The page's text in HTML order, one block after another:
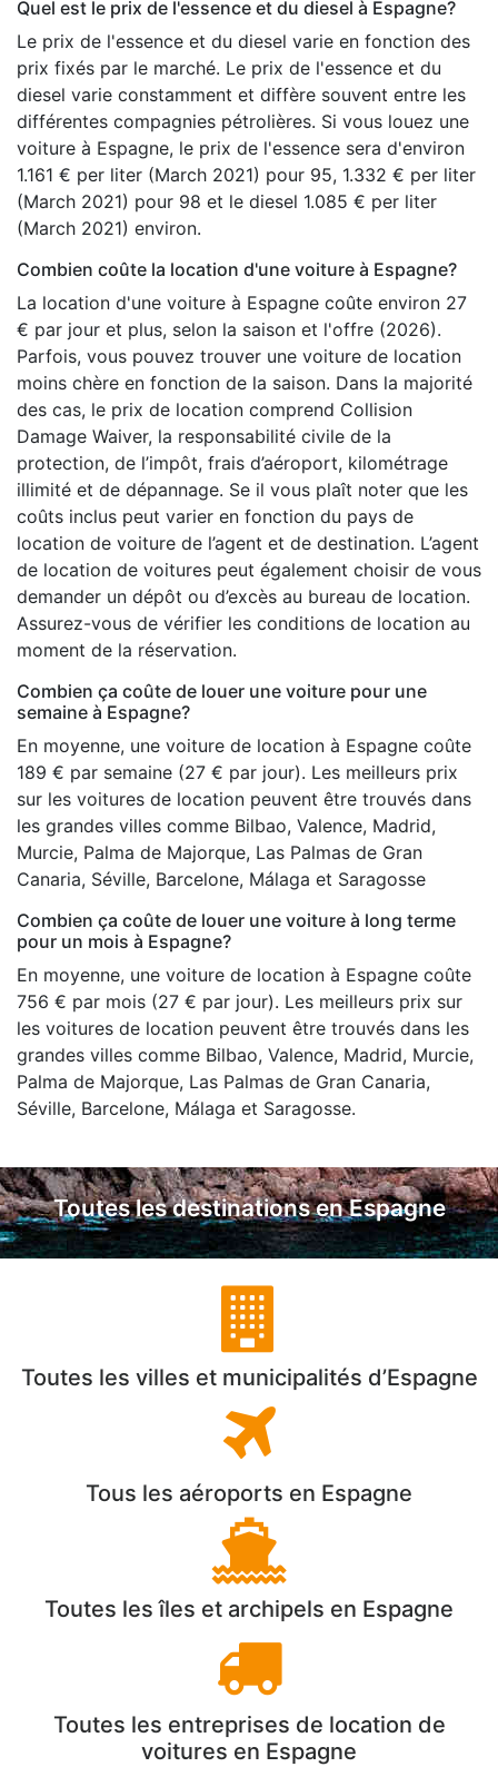
Quel est le prix de l'essence et du diesel à Espagne?
Le prix de l'essence et du diesel varie en fonction des
prix fixés par le marché. Le prix de l'essence et du
diesel varie constamment et diffère souvent entre les
différentes compagnies pétrolières. Si vous louez une
voiture à Espagne, le prix de l'essence sera d'environ
1.161 € per liter (March 2021) pour 95, 1.332 € per liter
(March 2021) pour 98 et le diesel 1.085 € per liter
(March 2021) environ.
Combien coûte la location d'une voiture à Espagne?
La location d'une voiture à Espagne coûte environ 27
€ par jour et plus, selon la saison et l'offre (2026).
Parfois, vous pouvez trouver une voiture de location
moins chère en fonction de la saison. Dans la majorité
des cas, le prix de location comprend Collision
Damage Waiver, la responsabilité civile de la
protection, de l’impôt, frais d’aéroport, kilométrage
illimité et de dépannage. Se il vous plaît noter que les
coûts inclus peut varier en fonction du pays de
location de voiture de l’agent et de destination. L’agent
de location de voitures peut également choisir de vous
demander un dépôt ou d’excès au bureau de location.
Assurez-vous de vérifier les conditions de location au
moment de la réservation.
Combien ça coûte de louer une voiture pour une
semaine à Espagne?
En moyenne, une voiture de location à Espagne coûte
189 € par semaine (27 € par jour). Les meilleurs prix
sur les voitures de location peuvent être trouvés dans
les grandes villes comme Bilbao, Valence, Madrid,
Murcie, Palma de Majorque, Las Palmas de Gran
Canaria, Séville, Barcelone, Málaga et Saragosse
Combien ça coûte de louer une voiture à long terme
pour un mois à Espagne?
En moyenne, une voiture de location à Espagne coûte
756 € par mois (27 € par jour). Les meilleurs prix sur
les voitures de location peuvent être trouvés dans les
grandes villes comme Bilbao, Valence, Madrid, Murcie,
Palma de Majorque, Las Palmas de Gran Canaria,
Séville, Barcelone, Málaga et Saragosse.
Toutes les destinations en Espagne
Toutes les villes et municipalités d’Espagne
Tous les aéroports en Espagne
Toutes les îles et archipels en Espagne
Toutes les entreprises de location de
voitures en Espagne